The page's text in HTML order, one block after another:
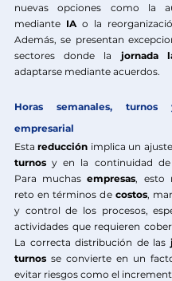
nuevas opciones como la
mediante IA o la
Además, se presentan
sectores donde la jornada
adaptarse mediante acuerdos.
Horas semanales, turnos
empresarial
Esta reducción
turnos y en la continuidad de
Para muchas empresas, esto
reto en términos de costos,
y control de los procesos,
actividades que requieren
La correcta distribución de las
turnos se convierte en un
evitar riesgos como el